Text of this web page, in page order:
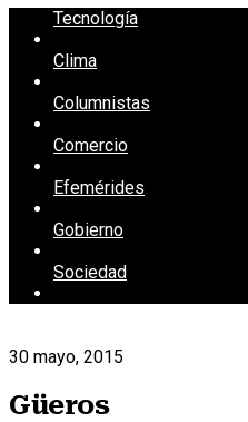
Tecnología
Clima
Columnistas
Comercio
Efemérides
Gobierno
Sociedad
30 mayo, 2015
Güeros